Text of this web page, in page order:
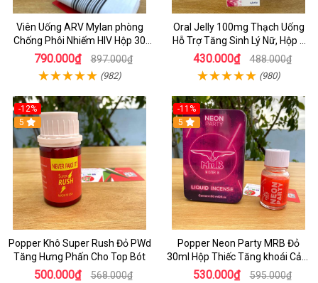
Viên Uống ARV Mylan phòng
Chống Phôi Nhiếm HIV Hộp 30
viên
790.000₫ 897.000₫
(982)
Oral Jelly 100mg Thạch Uống
Hỗ Trợ Tăng Sinh Lý Nữ, Hộp 7
Gói
430.000₫ 488.000₫
(980)
-12%
5
Popper Khô Super Rush Đỏ PWd
Tăng Hưng Phấn Cho Top Bót
500.000₫ 568.000₫
-11%
5
Popper Neon Party MRB Đỏ
30ml Hộp Thiếc Tăng khoái Cảm
Mạnh Cho Top Bot
530.000₫ 595.000₫